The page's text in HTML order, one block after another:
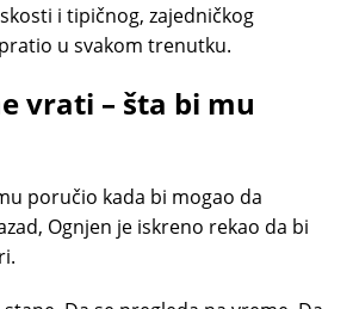
i tipičnog, zajedničkog
u svakom trenutku.
vrati – šta bi mu
poručio kada bi mogao da
Ognjen je iskreno rekao da bi